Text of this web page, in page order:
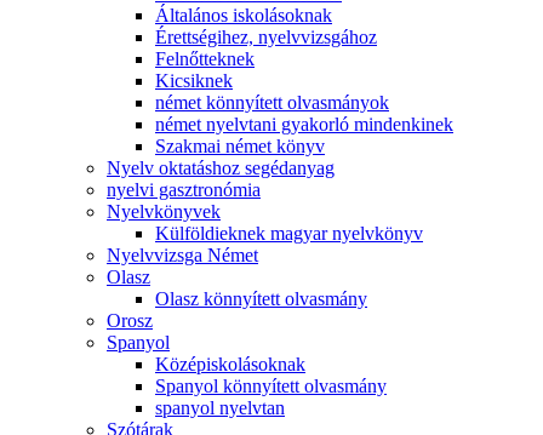
Általános iskolásoknak
Érettségihez, nyelvvizsgához
Felnőtteknek
Kicsiknek
német könnyített olvasmányok
német nyelvtani gyakorló mindenkinek
Szakmai német könyv
Nyelv oktatáshoz segédanyag
nyelvi gasztronómia
Nyelvkönyvek
Külföldieknek magyar nyelvkönyv
Nyelvvizsga Német
Olasz
Olasz könnyített olvasmány
Orosz
Spanyol
Középiskolásoknak
Spanyol könnyített olvasmány
spanyol nyelvtan
Szótárak